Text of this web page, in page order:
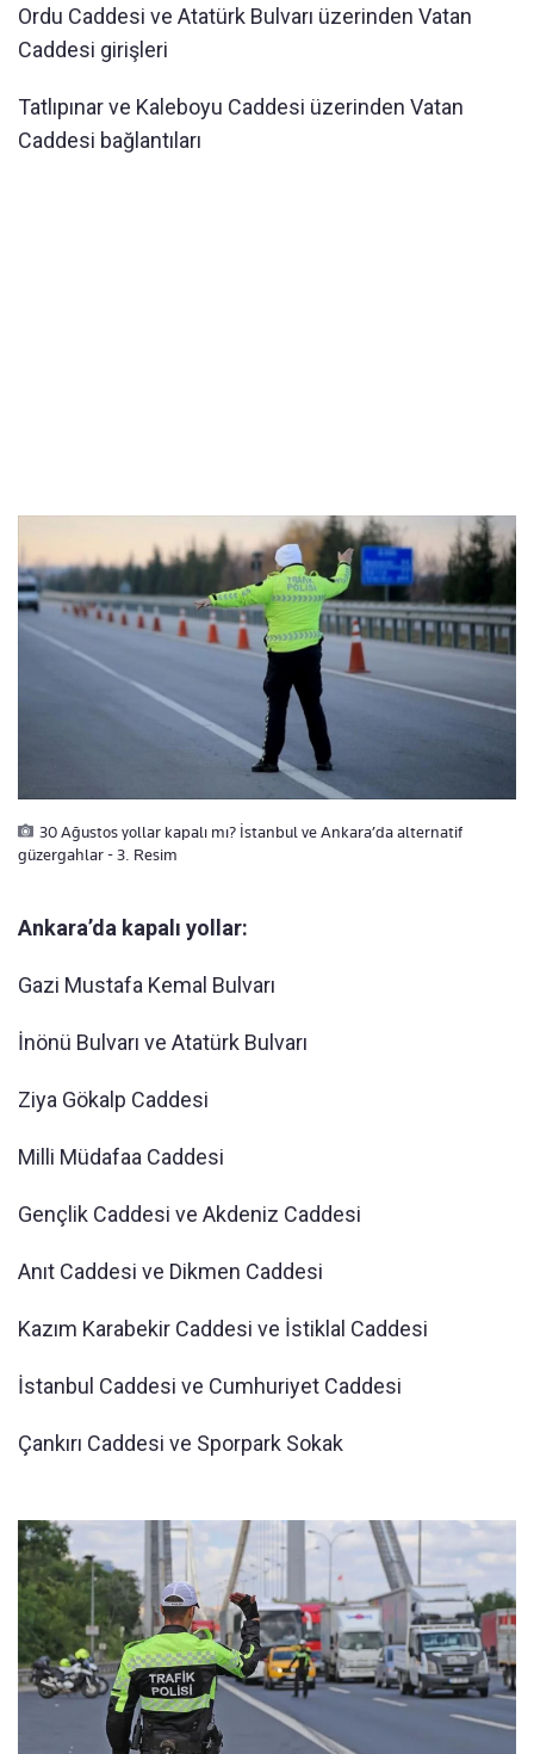
Ordu Caddesi ve Atatürk Bulvarı üzerinden Vatan
Caddesi girişleri
Tatlıpınar ve Kaleboyu Caddesi üzerinden Vatan
Caddesi bağlantıları
30 Ağustos yollar kapalı mı? İstanbul ve Ankara’da alternatif
güzergahlar - 3. Resim
Ankara’da kapalı yollar:
Gazi Mustafa Kemal Bulvarı
İnönü Bulvarı ve Atatürk Bulvarı
Ziya Gökalp Caddesi
Milli Müdafaa Caddesi
Gençlik Caddesi ve Akdeniz Caddesi
Anıt Caddesi ve Dikmen Caddesi
Kazım Karabekir Caddesi ve İstiklal Caddesi
İstanbul Caddesi ve Cumhuriyet Caddesi
Çankırı Caddesi ve Sporpark Sokak